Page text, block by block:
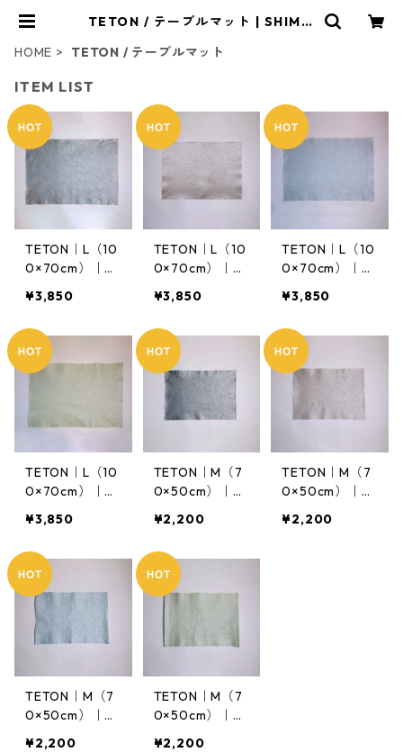
TETON / テーブルマット | SHIMIZ
HOME
TETON / テーブルマット
ITEM LIST
TETON｜L（10
0×70cm）｜Sil
¥3,850
TETON｜L（10
0×70cm）｜D
¥3,850
TETON｜L（10
0×70cm）｜D
¥3,850
TETON｜L（10
0×70cm）｜D
¥3,850
TETON｜M（7
0×50cm）｜Sil
¥2,200
TETON｜M（7
0×50cm）｜D
¥2,200
TETON｜M（7
0×50cm）｜D
¥2,200
TETON｜M（7
0×50cm）｜D
¥2,200